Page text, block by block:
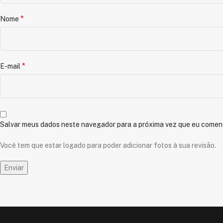
Nome *
E-mail *
Salvar meus dados neste navegador para a próxima vez que eu
Você tem que estar logado para poder adicionar fotos à sua revisão.